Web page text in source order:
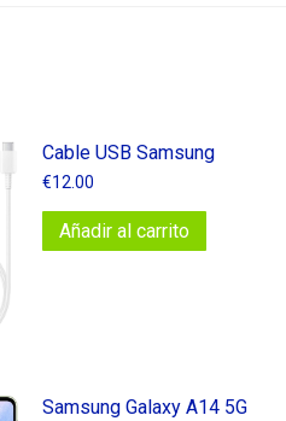
Cable USB Samsung
€12.00
Añadir al carrito
Samsung Galaxy A14 5G